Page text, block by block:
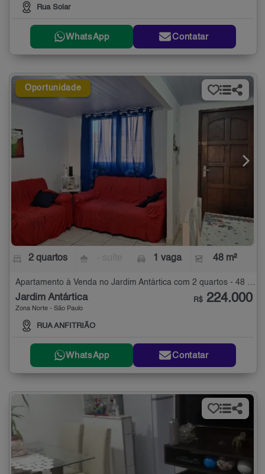
Rua Solar
WhatsApp Contatar
Oportunidade
2 quartos 1 vaga 48 m²
Apartamento à Venda no Jardim Antártica com 2 quartos - 48 m²
Jardim Antártica
Zona Norte - São Paulo
RUA ANFITRIÃO
R$ 224.000
WhatsApp Contatar